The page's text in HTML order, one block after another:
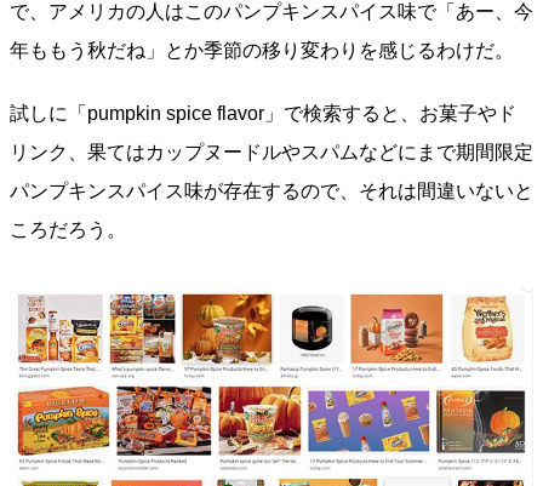
で、アメリカの人はこのパンプキンスパイス味で「あー、今
年ももう秋だね」とか季節の移り変わりを感じるわけだ。
試しに「pumpkin spice flavor」で検索すると、お菓子やド
リンク、果てはカップヌードルやスパムなどにまで期間限定
パンプキンスパイス味が存在するので、それは間違いないと
ころだろう。